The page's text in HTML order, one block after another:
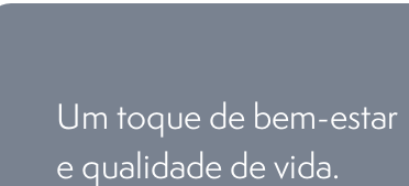
Um toque de bem-estar
e qualidade de vida.